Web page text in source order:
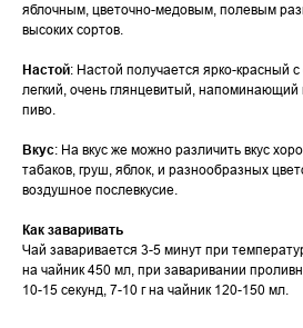
яблочным, цветочно-медовым, полевым
высоких сортов.
Настой: Настой получается ярко-красный
легкий, очень глянцевитый,
пиво.
Вкус: На вкус же можно различить вкус
табаков, груш, яблок, и разнообразных
воздушное послевкусие.
Как заваривать
Чай заваривается 3-5 минут при
на чайник 450 мл, при заваривании
10-15 секунд, 7-10 г на чайник 120-150 мл.